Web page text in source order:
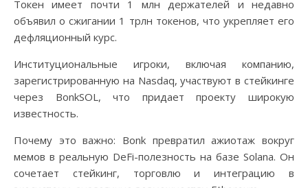
Токен имеет почти 1 млн держателей и недавно
объявил о сжигании 1 трлн токенов, что укрепляет его
дефляционный курс.
Институциональные игроки, включая компанию,
зарегистрированную на Nasdaq, участвуют в стейкинге
через BonkSOL, что придает проекту широкую
известность.
Почему это важно: Bonk превратил ажиотаж вокруг
мемов в реальную DeFi-полезность на базе Solana. Он
сочетает стейкинг, торговлю и интеграцию в